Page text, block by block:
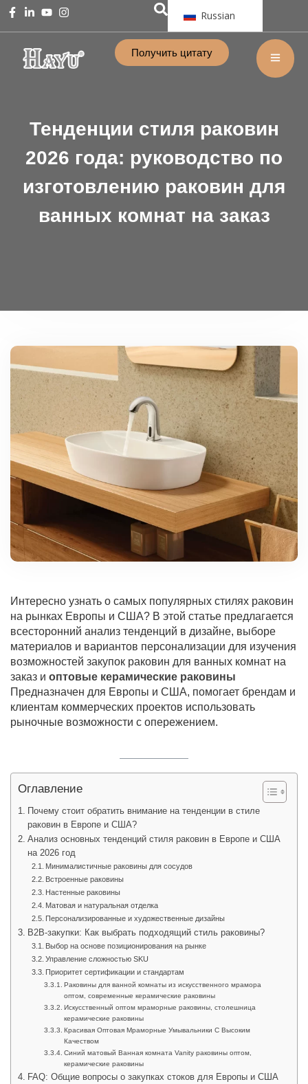
Russian
Получить цитату
Тенденции стиля раковин
2026 года: руководство по
изготовлению раковин для
ванных комнат на заказ
Интересно узнать о самых популярных стилях раковин
на рынках Европы и США? В этой статье предлагается
всесторонний анализ тенденций в дизайне, выборе
материалов и вариантов персонализации для изучения
возможностей закупок раковин для ванных комнат на
заказ и оптовые керамические раковины
Предназначен для Европы и США, помогает брендам и
клиентам коммерческих проектов использовать
рыночные возможности с опережением.
Оглавление
Почему стоит обратить внимание на тенденции в стиле
раковин в Европе и США?
Анализ основных тенденций стиля раковин в Европе и США
на 2026 год
Минималистичные раковины для сосудов
Встроенные раковины
Настенные раковины
Матовая и натуральная отделка
Персонализированные и художественные дизайны
B2B-закупки: Как выбрать подходящий стиль раковины?
Выбор на основе позиционирования на рынке
Управление сложностью SKU
Приоритет сертификации и стандартам
Раковины для ванной комнаты из искусственного мрамора
оптом, современные керамические раковины
Искусственный оптом мраморные раковины, столешница
керамические раковины
Красивая Оптовая Мраморные Умывальники С Высоким
Качеством
Синий матовый Ванная комната Vanity раковины оптом,
керамические раковины
FAQ: Общие вопросы о закупках стоков для Европы и США